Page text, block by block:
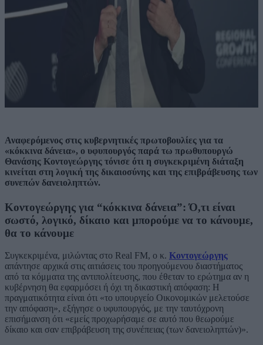
Αναφερόμενος στις κυβερνητικές πρωτοβουλίες για τα
«κόκκινα δάνεια», ο υφυπουργός παρά τω πρωθυπουργώ
Θανάσης Κοντογεώργης τόνισε ότι η συγκεκριμένη διάταξη
κινείται στη λογική της δικαιοσύνης και της επιβράβευσης των
συνεπών δανειοληπτών.
Κοντογεώργης για “κόκκινα δάνεια”: Ό,τι είναι
σωστό, λογικό, δίκαιο και μπορούμε να το κάνουμε,
θα το κάνουμε
Συγκεκριμένα, μιλώντας στο Real FM, ο κ. Κοντογεώργης
απάντησε αρχικά στις αιτιάσεις του προηγούμενου διαστήματος
από τα κόμματα της αντιπολίτευσης, που έθεταν το ερώτημα αν η
κυβέρνηση θα εφαρμόσει ή όχι τη δικαστική απόφαση: Η
πραγματικότητα είναι ότι «το υπουργείο Οικονομικών μελετούσε
την απόφαση», εξήγησε ο υφυπουργός, με την ταυτόχρονη
επισήμανση ότι «εμείς προχωρήσαμε σε αυτό που θεωρούμε
δίκαιο και σαν επιβράβευση της συνέπειας (των δανειοληπτών)».